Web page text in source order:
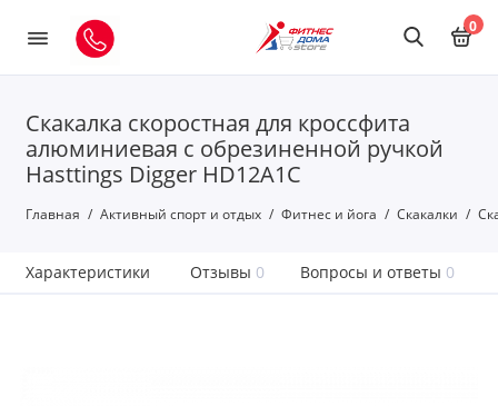
0
Скакалка скоростная для кроссфита
алюминиевая с обрезиненной ручкой
Hasttings Digger HD12A1C
Главная Активный спорт и отдых Фитнес и йога Скакалки
Характеристики Отзывы 0 Вопросы и ответы 0